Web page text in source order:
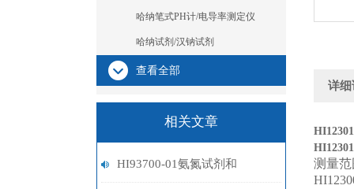
哈纳笔式PH计/电导率测定仪
哈纳试剂/汉钠试剂
查看全部
相关文章
HI93700-01氨氮试剂和
详细
HI12301
HI12301
测量范